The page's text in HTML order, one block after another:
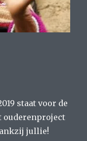
staat voor de
ouderenproject
jullie!